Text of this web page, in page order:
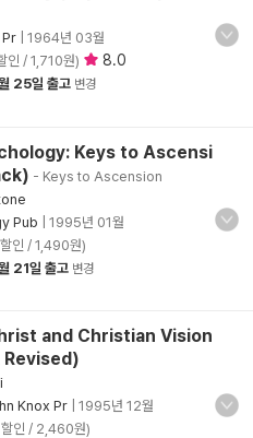
1964년 03월
인 / 1,710원) 8.0
25일 출고 변경
Keys to Ascensi
- Keys to Ascension
Pub
1995년 01월
인 / 1,490원)
21일 출고 변경
and Christian Vision
Knox Pr
1995년 12월
인 / 2,460원)